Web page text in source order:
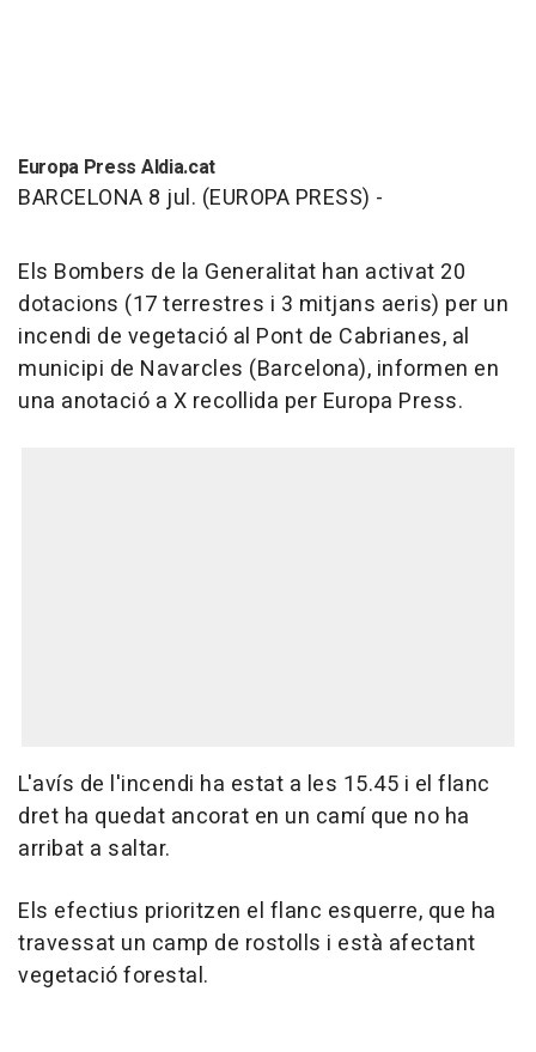
Europa Press Aldia.cat
BARCELONA 8 jul. (EUROPA PRESS) -
Els Bombers de la Generalitat han activat 20
dotacions (17 terrestres i 3 mitjans aeris) per un
incendi de vegetació al Pont de Cabrianes, al
municipi de Navarcles (Barcelona), informen en
una anotació a X recollida per Europa Press.
L'avís de l'incendi ha estat a les 15.45 i el flanc
dret ha quedat ancorat en un camí que no ha
arribat a saltar.
Els efectius prioritzen el flanc esquerre, que ha
travessat un camp de rostolls i està afectant
vegetació forestal.